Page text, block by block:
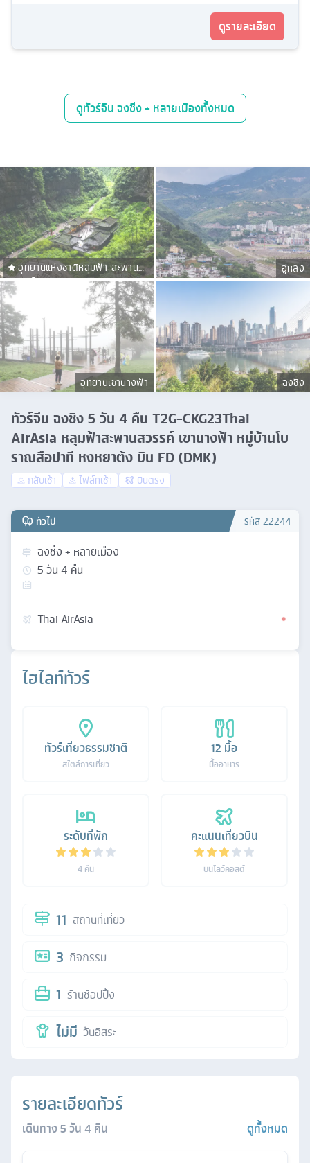
ดูรายละเอียด
ดูทัวร์จีน ฉงชิ่ง + หลายเมืองทั้งหมด
อุทยานแห่งชาติหลุมฟ้า-สะพาน
สวรรค์
อู่หลง
อุทยานเขานางฟ้า ฉงชิ่ง
ทัวร์จีน ฉงชิง 5 วัน 4 คืน T2G-CKG23Thai
AirAsia หลุมฟ้าสะพานสวรรค์ เขานางฟ้า หมู่บ้านโบ
ราณสือปาที หงหยาต้ง บิน FD (DMK)
กลับเช้า ไฟล์ทเช้า บินตรง
ไฮไลท์ทัวร์
ทัวร์เที่ยวธรรมชาติ
สไตล์การเที่ยว
12 มื้อ
มื้ออาหาร
ระดับที่พัก
4 คืน
คะแนนเที่ยวบิน
บินโลว์คอสต์
11 สถานที่เที่ยว
3 กิจกรรม
1 ร้านช้อปปิ้ง
ไม่มี วันอิสระ
รายละเอียดทัวร์
เดินทาง5วัน4 คืน ดูทั้งหมด
ทั่วไป รหัส22244
ฉงชิ่ง + หลายเมือง
5วัน4 คืน
Thai AirAsia